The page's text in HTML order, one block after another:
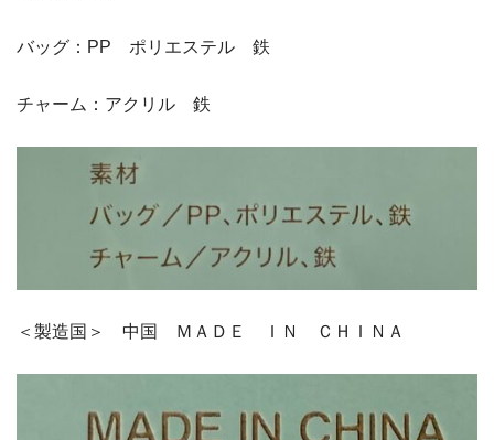
バッグ：PP ポリエステル 鉄
チャーム：アクリル 鉄
＜製造国＞ 中国 ＭＡＤＥ ＩＮ ＣＨＩＮＡ